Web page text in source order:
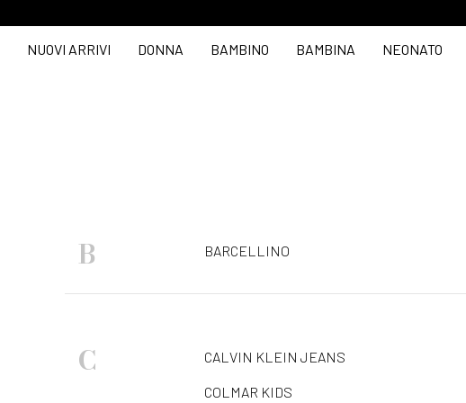
NUOVI ARRIVI DONNA BAMBINO BAMBINA NEONATO
B BARCELLINO
C CALVIN KLEIN JEANS
COLMAR KIDS